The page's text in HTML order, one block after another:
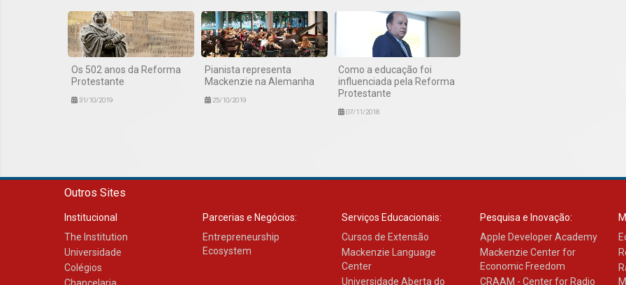
Os 502 anos da Reforma
Protestante
31/10/2019
Pianista representa
Mackenzie na Alemanha
25/10/2019
Como a educação foi
influenciada pela Reforma
Protestante
07/11/2018
Outros Sites
Institucional
The Institution
Universidade
Colégios
Chancelaria
Parcerias e Negócios:
Entrepreneurship
Ecosystem
Serviços Educacionais:
Cursos de Extensão
Mackenzie Language
Center
Universidade Aberta do
Pesquisa e Inovação:
Apple Developer Academy
Mackenzie Center for
Economic Freedom
CRAAM - Center for Radio